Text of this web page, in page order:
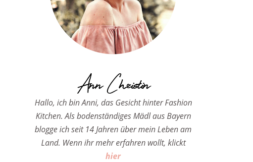
Ann Christin
Hallo, ich bin Anni, das Gesicht hinter Fashion
Kitchen. Als bodenständiges Mädl aus Bayern
blogge ich seit 14 Jahren über mein Leben am
Land. Wenn ihr mehr erfahren wollt, klickt
hier